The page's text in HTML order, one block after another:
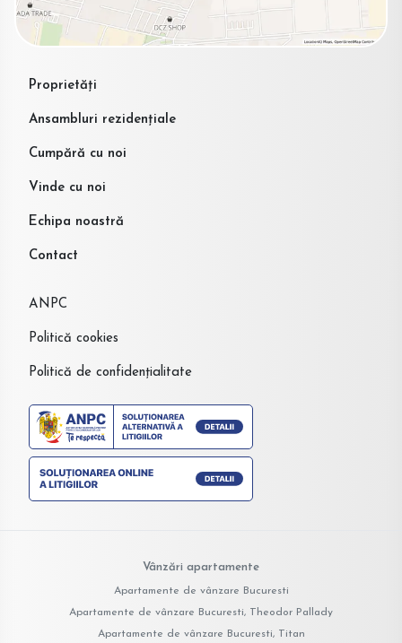
Proprietăți
Ansambluri rezidențiale
Cumpără cu noi
Vinde cu noi
Echipa noastră
Contact
ANPC
Politică cookies
Politică de confidențialitate
Vânzări apartamente
Apartamente de vânzare Bucuresti
Apartamente de vânzare Bucuresti, Theodor Pallady
Apartamente de vânzare Bucuresti, Titan